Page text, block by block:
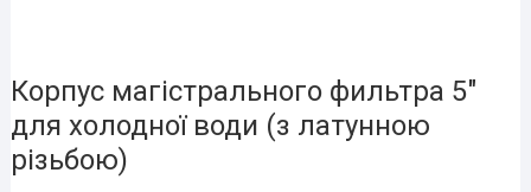
Корпус магістрального фильтра 5″
для холодної води (з латунною
різьбою)